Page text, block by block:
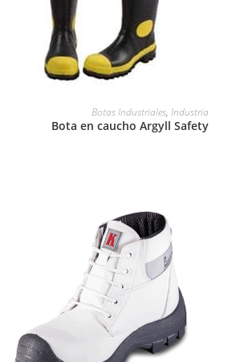
Botas Industriales,Industria
Bota en caucho Argyll Safety